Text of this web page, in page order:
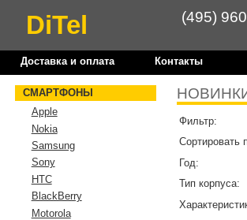
DiTel (495)
Доставка и оплата Контакты
Фильтр:
Сортировать
Год:
Тип корпуса:
СМАРТФОНЫ
Apple
Nokia
Samsung
Sony
HTC
BlackBerry
Motorola